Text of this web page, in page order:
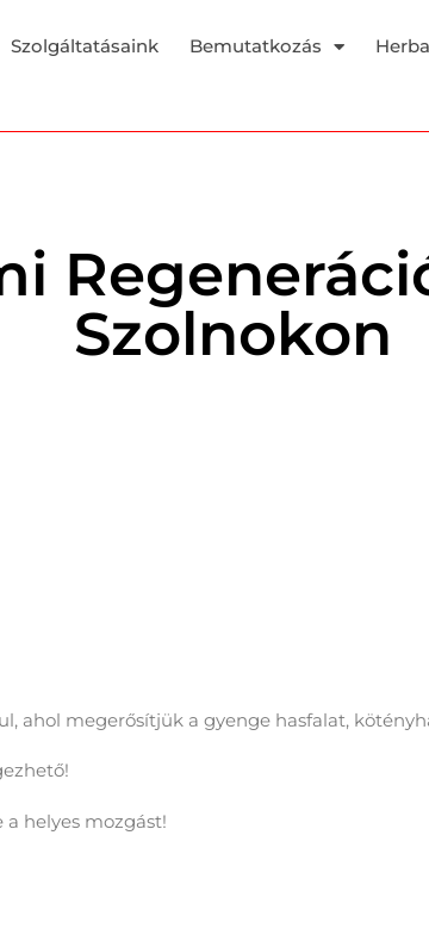
Szolgáltatásaink Bemutatkozás
Szolnokon
ahol megerősítjük a gyenge hasfalat,
helyes mozgást!